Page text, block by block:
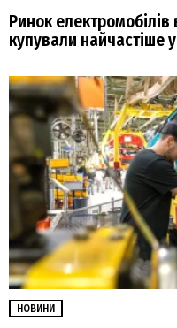
Ринок електромобілів
купували найчастіше у
НОВИНИ